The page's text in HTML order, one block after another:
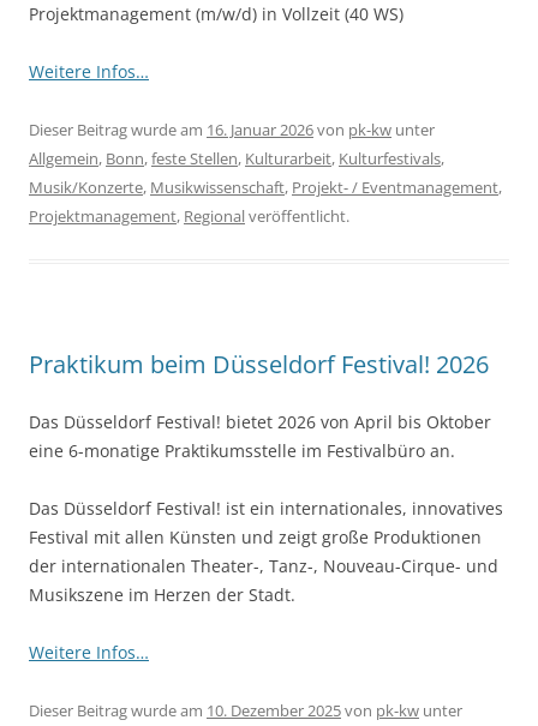
Projektmanagement (m/w/d) in Vollzeit (40 WS)
Weitere Infos…
Dieser Beitrag wurde am 16. Januar 2026von pk-kw unter
Allgemein, Bonn,feste Stellen, Kulturarbeit, Kulturfestivals,
Musik/Konzerte, Musikwissenschaft, Projekt- / Eventmanagement,
Projektmanagement, Regionalveröffentlicht.
Praktikum beim Düsseldorf Festival! 2026
Das Düsseldorf Festival! bietet 2026 von April bis Oktober
eine 6-monatige Praktikumsstelle im Festivalbüro an.
Das Düsseldorf Festival! ist ein internationales, innovatives
Festival mit allen Künsten und zeigt große Produktionen
der internationalen Theater-, Tanz-, Nouveau-Cirque- und
Musikszene im Herzen der Stadt.
Weitere Infos…
Dieser Beitrag wurde am 10. Dezember 2025von pk-kw unter